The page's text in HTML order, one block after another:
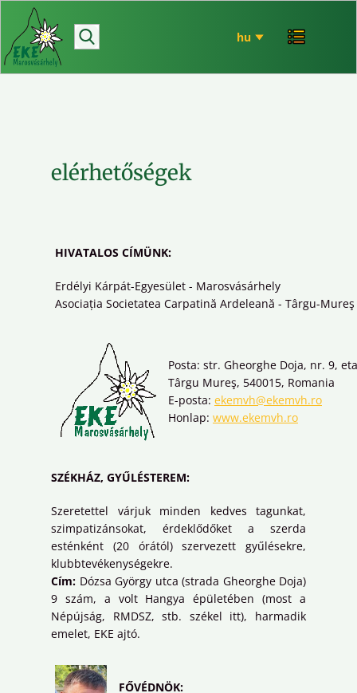
hírek
bemutatkozó
EKE történet
elérhetőségek
HIVATALOS CÍMÜNK:
Erdélyi Kárpát-Egyesület - Marosvásárhely
Asociația Societatea Carpatină Ardeleană - Târgu-Mureş
Posta: str. Gheorghe Doja, nr. 9,
Târgu Mureş, 540015, Romania
E-posta: ekemvh@ekemvh.ro
Honlap: www.ekemvh.ro
SZÉKHÁZ, GYŰLÉSTEREM:
Szeretettel várjuk minden kedves tagunkat,
szimpatizánsokat, érdeklődőket a szerda
esténként (20 órától) szervezett gyűlésekre,
klubbtevékenységekre.
Cím: Dózsa György utca (strada Gheorghe Doja)
9 szám, a volt Hangya épületében (most a
Népújság, RMDSZ, stb. székel itt), harmadik
emelet, EKE ajtó.
FŐVÉDNÖK: